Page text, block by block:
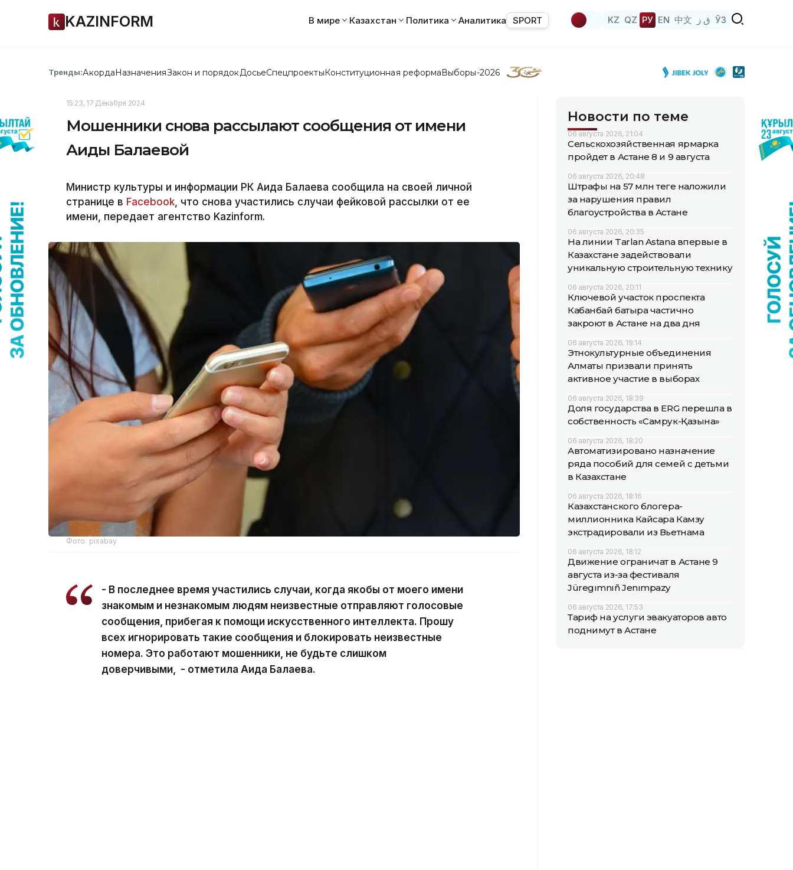
KAZINFORM В мире Казахстан Политика Аналитика SPORT KZ QZ РУ EN 中文 ق ز ЎЗ
Тренды:АкордаНазначенияЗакон и порядок ДосьеСпецпроектыКонституционная реформаВыборы-2026
15:23, 17 Декабря 2024
Мошенники снова рассылают сообщения от имени
Аиды Балаевой
Министр культуры и информации РК Аида Балаева сообщила на своей личной
странице в Facebook, что снова участились случаи фейковой рассылки от ее
имени, передает агентство Kazinform.
Фото: pixabay
- В последнее время участились случаи, когда якобы от моего имени
знакомым и незнакомым людям неизвестные отправляют голосовые
сообщения, прибегая к помощи искусственного интеллекта. Прошу
всех игнорировать такие сообщения и блокировать неизвестные
номера. Это работают мошенники, не будьте слишком
доверчивыми, - отметила Аида Балаева.
Новости по теме
06 августа 2026, 21:04
Сельскохозяйственная ярмарка
пройдет в Астане 8 и 9 августа
06 августа 2026, 20:48
Штрафы на 57 млн теңге наложили
за нарушения правил
благоустройства в Астане
06 августа 2026, 20:35
На линии Tarlan Astana впервые в
Казахстане задействовали
уникальную строительную технику
06 августа 2026, 20:11
Ключевой участок проспекта
Кабанбай батыра частично
закроют в Астане на два дня
06 августа 2026, 19:14
Этнокультурные объединения
Алматы призвали принять
активное участие в выборах
06 августа 2026, 18:39
Доля государства в ERG перешла в
собственность «Самрук-Қазына»
06 августа 2026, 18:20
Автоматизировано назначение
ряда пособий для семей с детьми
в Казахстане
06 августа 2026, 18:16
Казахстанского блогера-
миллионника Кайсара Камзу
экстрадировали из Вьетнама
06 августа 2026, 18:12
Движение ограничат в Астане 9
августа из-за фестиваля
Jüregımnıñ Jenımpazy
06 августа 2026, 17:53
Тариф на услуги эвакуаторов авто
поднимут в Астане